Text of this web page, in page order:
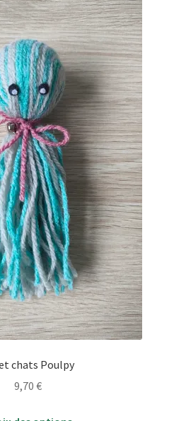
Les
options
peuvent
être
choisies
sur
la
page
du
produit
chats Poulpy
9,70 €